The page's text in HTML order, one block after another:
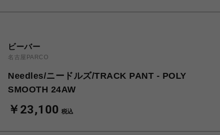
ビーバー
名古屋PARCO
Needles/ニードルズ/TRACK PANT - POLY
SMOOTH 24AW
￥23,100 税込